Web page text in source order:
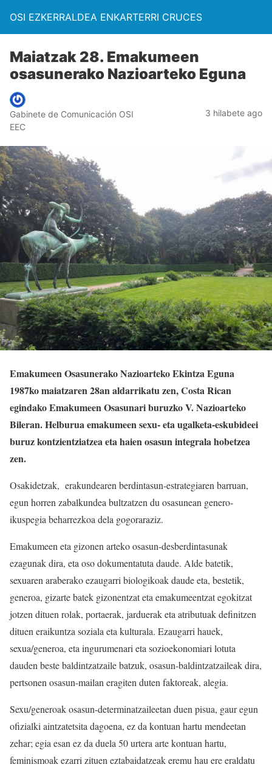
OSI EZKERRALDEA ENKARTERRI CRUCES
Maiatzak 28. Emakumeen
osasunerako Nazioarteko Eguna
Gabinete de Comunicación OSI
EEC
3 hilabete ago
Emakumeen Osasunerako Nazioarteko Ekintza Eguna
1987ko maiatzaren 28an aldarrikatu zen, Costa Rican
egindako Emakumeen Osasunari buruzko V. Nazioarteko
Bileran. Helburua emakumeen sexu- eta ugalketa-eskubideei
buruz kontzientziatzea eta haien osasun integrala hobetzea
zen.
Osakidetzak, erakundearen berdintasun-estrategiaren barruan,
egun horren zabalkundea bultzatzen du osasunean genero-
ikuspegia beharrezkoa dela gogoraraziz.
Emakumeen eta gizonen arteko osasun-desberdintasunak
ezagunak dira, eta oso dokumentatuta daude. Alde batetik,
sexuaren araberako ezaugarri biologikoak daude eta, bestetik,
generoa, gizarte batek gizonentzat eta emakumeentzat egokitzat
jotzen dituen rolak, portaerak, jarduerak eta atributuak definitzen
dituen eraikuntza soziala eta kulturala. Ezaugarri hauek,
sexua/generoa, eta ingurumenari eta sozioekonomiari lotuta
dauden beste baldintzatzaile batzuk, osasun-baldintzatzaileak dira,
pertsonen osasun-mailan eragiten duten faktoreak, alegia.
Sexu/generoak osasun-determinatzaileetan duen pisua, gaur egun
ofizialki aintzatetsita dagoena, ez da kontuan hartu mendeetan
zehar; egia esan ez da duela 50 urtera arte kontuan hartu,
feminismoak ezarri zituen eztabaidatzeak eremu hau ere eraldatu